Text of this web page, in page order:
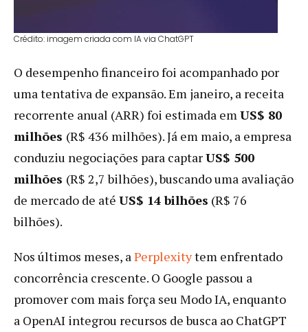
Crédito: imagem criada com IA via ChatGPT
O desempenho financeiro foi acompanhado por
uma tentativa de expansão. Em janeiro, a receita
recorrente anual (ARR) foi estimada emUS$ 80
milhões (R$ 436 milhões). Já em maio, a empresa
conduziu negociações para captarUS$ 500
milhões (R$ 2,7 bilhões), buscando uma avaliação
de mercado de até US$ 14 bilhões (R$ 76
bilhões).
Nos últimos meses, aPerplexitytem enfrentado
concorrência crescente. O Google passou a
promover com mais força seu Modo IA, enquanto
a OpenAI integrou recursos de busca ao ChatGPT